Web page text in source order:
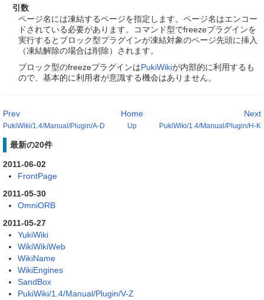
引数
ページ名には凍結するページを指定します。ページ名はエンコー
ドされている必要があります。コマンド型でfreezeプラグインを
実行するとブロック型プラグインが凍結対象のページ先頭に挿入
（凍結解除の場合は削除）されます。
ブロック型のfreezeプラグインはPukiWikiが内部的に利用するも
ので、基本的に利用者が意識する機会はありません。
Prev
PukiWiki/1.4/Manual/Plugin/A-D
Next
PukiWiki/1.4/Manual/Plugin/H-K
Home
Up
最新の20件
2011-06-02
FrontPage
2011-05-30
OmniORB
2011-05-27
YukiWiki
WikiWikiWeb
WikiName
WikiEngines
SandBox
PukiWiki/1.4/Manual/Plugin/V-Z